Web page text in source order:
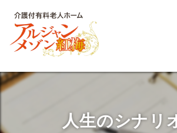
人生のシナリ